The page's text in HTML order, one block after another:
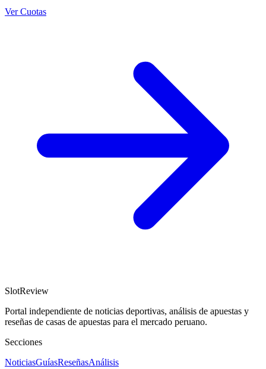
Ver Cuotas
SlotReview
Portal independiente de noticias deportivas, análisis de apuestas y
reseñas de casas de apuestas para el mercado peruano.
Secciones
NoticiasGuíasReseñasAnálisis